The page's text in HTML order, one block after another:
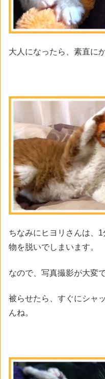
大人になったら、素直に
ちなみにヒヨリさんは、
物を脱いでしまいます。
なので、写真撮影が大変で
被らせたら、すぐにシャ
んね。